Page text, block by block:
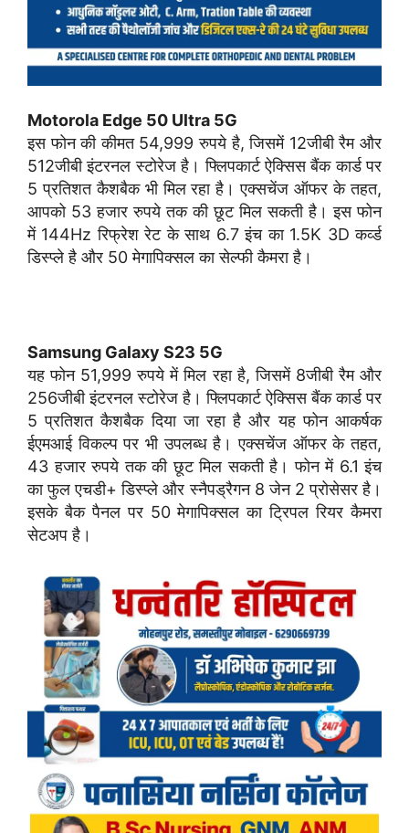
Motorola Edge 50 Ultra 5G
इस फोन की कीमत 54,999 रुपये है, जिसमें 12जीबी रैम और
512जीबी इंटरनल स्टोरेज है। फ्लिपकार्ट ऐक्सिस बैंक कार्ड पर
5 प्रतिशत कैशबैक भी मिल रहा है। एक्सचेंज ऑफर के तहत,
आपको 53 हजार रुपये तक की छूट मिल सकती है। इस फोन
में 144Hz रिफ्रेश रेट के साथ 6.7 इंच का 1.5K 3D कर्व्ड
डिस्प्ले है और 50 मेगापिक्सल का सेल्फी कैमरा है।
Samsung Galaxy S23 5G
यह फोन 51,999 रुपये में मिल रहा है, जिसमें 8जीबी रैम और
256जीबी इंटरनल स्टोरेज है। फ्लिपकार्ट ऐक्सिस बैंक कार्ड पर
5 प्रतिशत कैशबैक दिया जा रहा है और यह फोन आकर्षक
ईएमआई विकल्प पर भी उपलब्ध है। एक्सचेंज ऑफर के तहत,
43 हजार रुपये तक की छूट मिल सकती है। फोन में 6.1 इंच
का फुल एचडी+ डिस्प्ले और स्नैपड्रैगन 8 जेन 2 प्रोसेसर है।
इसके बैक पैनल पर 50 मेगापिक्सल का ट्रिपल रियर कैमरा
सेटअप है।